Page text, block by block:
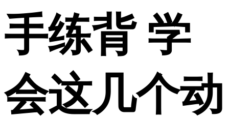
手练背 学
会这几个动